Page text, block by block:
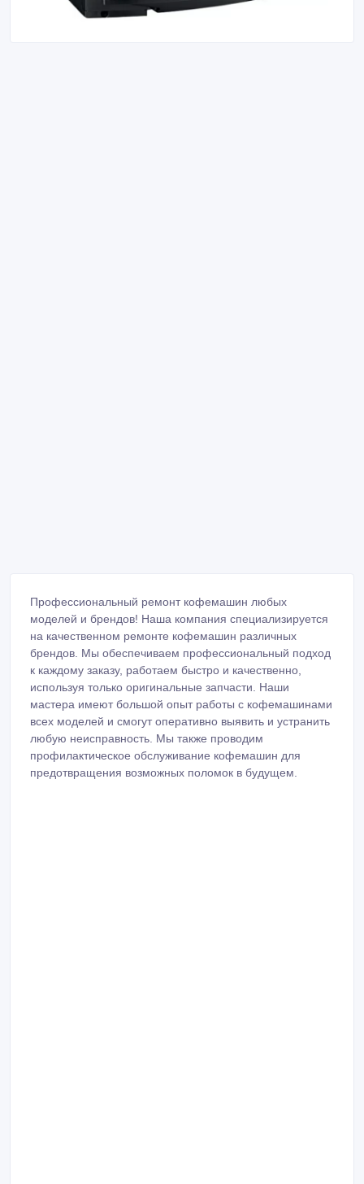
Профессиональный ремонт кофемашин любых
моделей и брендов! Наша компания специализируется
на качественном ремонте кофемашин различных
брендов. Мы обеспечиваем профессиональный подход
к каждому заказу, работаем быстро и качественно,
используя только оригинальные запчасти. Наши
мастера имеют большой опыт работы с кофемашинами
всех моделей и смогут оперативно выявить и устранить
любую неисправность. Мы также проводим
профилактическое обслуживание кофемашин для
предотвращения возможных поломок в будущем.